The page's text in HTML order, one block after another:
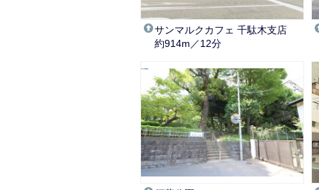
サンマルクカフェ 千駄木支店
約914m／12分